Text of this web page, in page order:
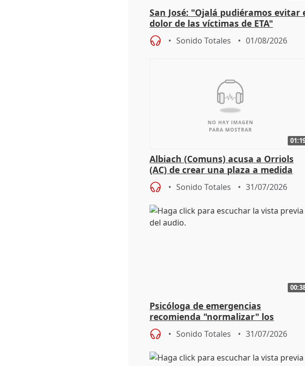
San José: "Ojalá pudiéramos evitar
dolor de las víctimas de ETA"
Sonido Totales 01/08/2026
Albiach (Comuns) acusa a Orriols
(AC) de crear una plaza a medida
para su hija en Ripoll (Girona)
Sonido Totales 31/07/2026
Psicóloga de emergencias
recomienda "normalizar" los
síntomas tras sufrir un incendio
Sonido Totales 31/07/2026